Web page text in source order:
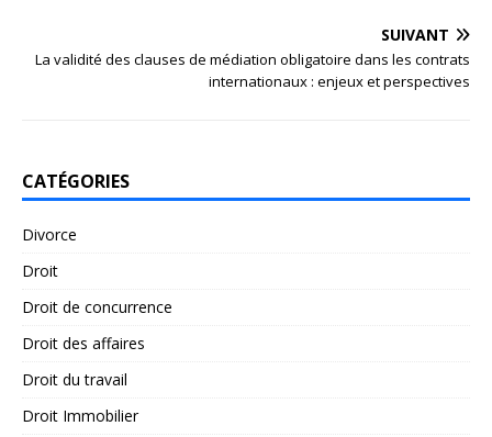
SUIVANT
La validité des clauses de médiation obligatoire dans les contrats
internationaux : enjeux et perspectives
CATÉGORIES
Divorce
Droit
Droit de concurrence
Droit des affaires
Droit du travail
Droit Immobilier